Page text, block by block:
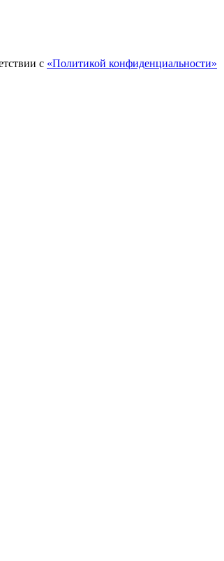
с «Политикой конфиденциальности»